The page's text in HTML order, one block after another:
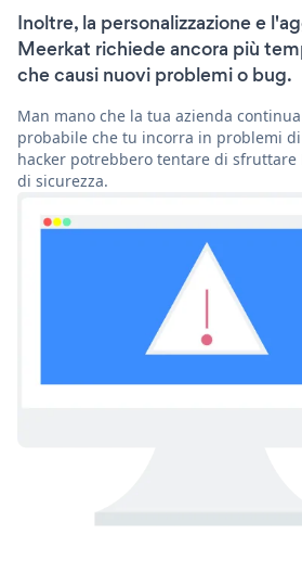
Inoltre, la personalizzazione e
Meerkat richiede ancora più
che causi nuovi problemi o bug.
Man mano che la tua azienda
probabile che tu incorra in problemi
hacker potrebbero tentare di
di sicurezza.